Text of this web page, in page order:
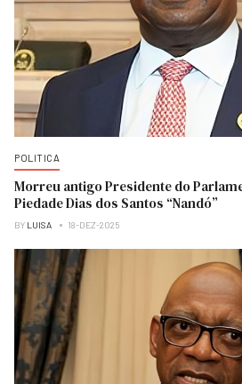
POLITICA
Morreu antigo Presidente do
Piedade Dias dos Santos “Nandó”
BY LUISA 18-DEZ-2025